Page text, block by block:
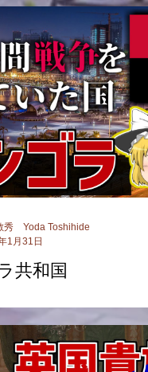
共和国
秀 Yoda Toshihide
1月31日